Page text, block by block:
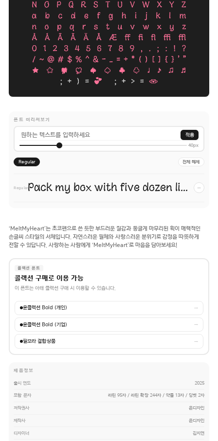
폰트 미리써보기
적용
40px
Regular 전체 해제
Regular Pack my box with five dozen liquor jugs. −
‘MeltMyHeart’는 초코펜으로 쓴 듯한 부드러운 질감과 둥글게 마무리된 획이 매력적인
손글씨 스타일의 서체입니다. 자연스러운 필체와 사랑스러운 분위기로 감정을 따뜻하게
전할 수 있답니다. 사랑하는 사람에게 ‘MeltMyHeart’로 마음을 담아보세요!
콜렉션 폰트
콜렉션 구매로 이용 가능
이 폰트는 아래 콜렉션 구매 시 이용할 수 있습니다.
윤콜렉션 Bold (개인) →
윤콜렉션 Bold (기업) →
필모라 결합상품 →
제품정보
출시 연도 2025
포함 문자 라틴 95자 / 라틴 확장 244자 / 약물 13자 / 딩벳 2자
저작권사 윤디자인
제작사 윤디자인
디자이너 김지연